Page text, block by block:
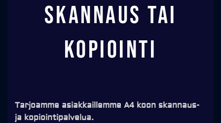
skannaus tai
kopiointi
Tarjoamme asiakkaillemme A4 koon skannaus-
ja kopiointipalvelua.